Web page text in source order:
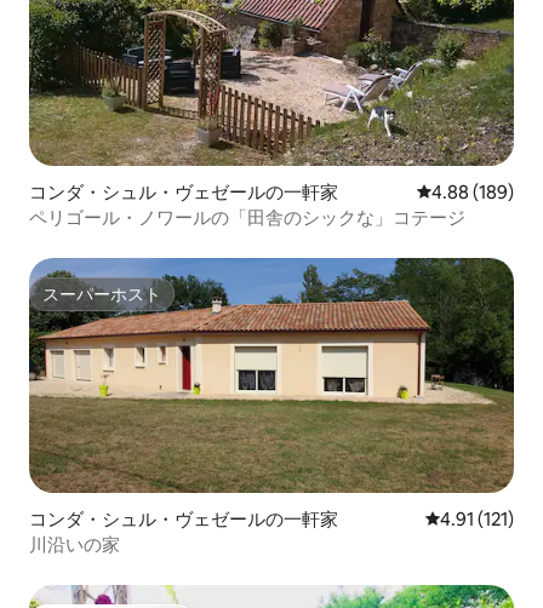
コンダ・シュル・ヴェゼールの一軒家 レビュー189
4.88 (189)
ペリゴール・ノワールの「田舎のシックな」コテージ
スーパーホスト
スーパーホスト
コンダ・シュル・ヴェゼールの一軒家 レビュー121
4.91 (121)
川沿いの家